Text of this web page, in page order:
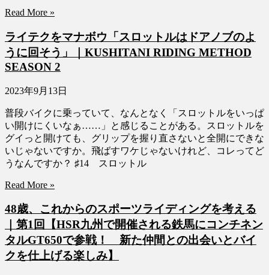
Read More »
ライテクをマナボウ「スロットルはドアノブのよ
うに回そう」｜KUSHITANI RIDING METHOD
SEASON 2
2023年9月13日
普段バイクに乗っていて、なんとなく「スロットルをいっぱ
い開けにくいなぁ……」と感じることがある。スロットルを
グイっと開けても、グリップを握り直さないと全開にできな
いじゃないですか。飛ばすワケじゃないけれど、コレってど
うなんですか？ ♯14 スロットル
Read More »
48歳、これからのスポーツライディングを考える
｜第1回【HSR九州で開催される鉄馬にコンチネン
タルGT650で参戦！ 新た仲間との出会いとバイ
クを仕上げる楽しみ】